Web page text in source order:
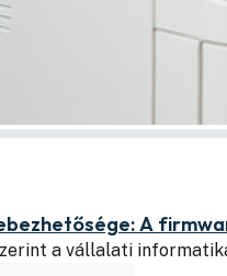
A
a vállalati